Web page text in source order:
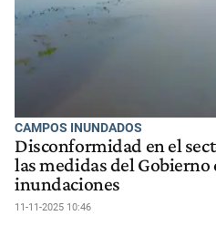
CAMPOS INUNDADOS
Disconformidad en el
las medidas del Gobierno
inundaciones
11-11-2025 10:46